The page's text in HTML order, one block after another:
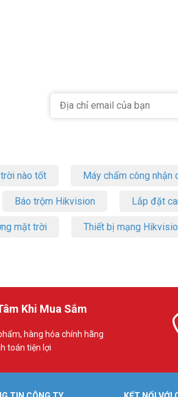
nào tốt Máy chấm công nhận
Báo trộm Hikvision Lắp đặt
mặt trời Thiết bị mạng
Khi Mua Sắm
hàng hóa chính hãng
toán tiện lợi